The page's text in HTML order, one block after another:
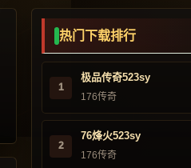
热门下载排行
1
极品传奇523sy
176传奇
2
76烽火523sy
176传奇